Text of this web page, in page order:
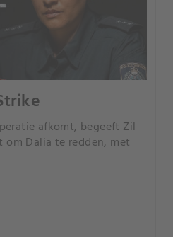
afkomt, begeeft Zil
om Dalia te redden, met